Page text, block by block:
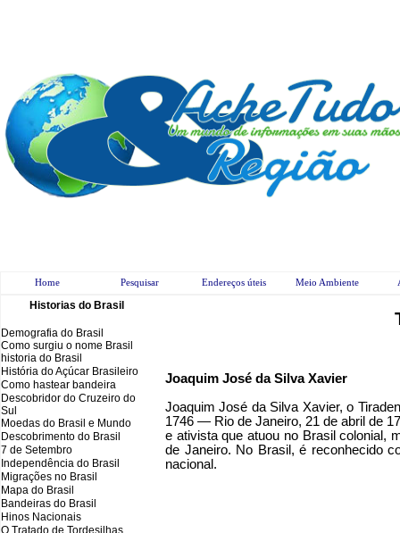
Home Pesquisar Endereços úteis Meio Ambiente
Historias do Brasil
Demografia do Brasil
Como surgiu o nome Brasil
historia do Brasil
História do Açúcar Brasileiro
Como hastear bandeira
Descobridor do Cruzeiro do
Sul
Moedas do Brasil e Mundo
Descobrimento do Brasil
7 de Setembro
Independência do Brasil
Migrações no Brasil
Mapa do Brasil
Bandeiras do Brasil
Hinos Nacionais
O Tratado de Tordesilhas
Joaquim José da Silva Xavier
Joaquim José da Silva Xavier, o
1746 — Rio de Janeiro, 21 de abril de
e ativista que atuou no Brasil colonial,
de Janeiro. No Brasil, é reconhecido
nacional.